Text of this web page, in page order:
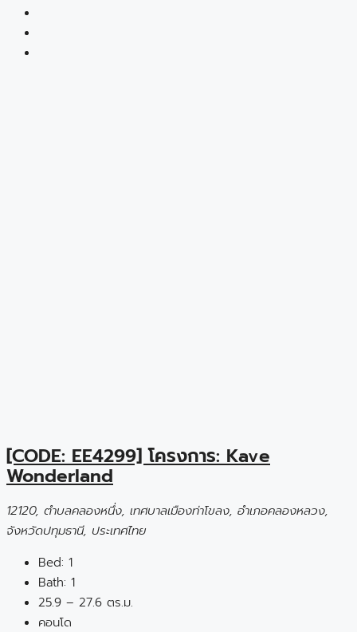
[CODE: EE4299] โครงการ: Kave
Wonderland
12120, ตำบลคลองหนึ่ง, เทศบาลเมืองท่าโขลง, อำเภอคลองหลวง,
จังหวัดปทุมธานี, ประเทศไทย
Bed: 1
Bath: 1
25.9 – 27.6 ตร.ม.
คอนโด